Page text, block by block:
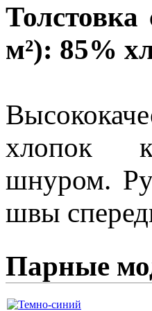
м²): 85%
хлопок
шнуром.
швы
Парные